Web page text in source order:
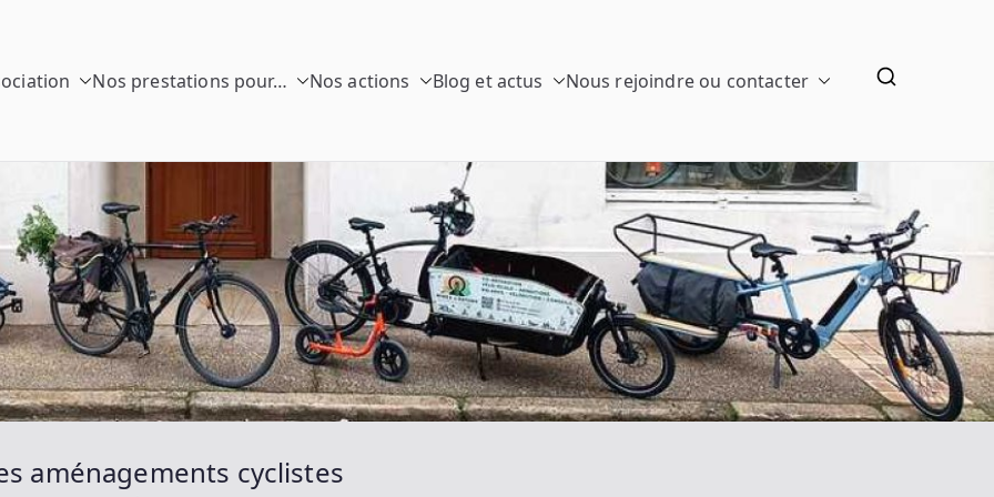
Nos prestations pour… Nos actions Blog et actus Nous rejoindre ou contacter
aménagements cyclistes